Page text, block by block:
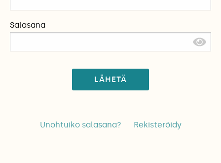
Salasana
LÄHETÄ
Unohtuiko salasana? Rekisteröidy